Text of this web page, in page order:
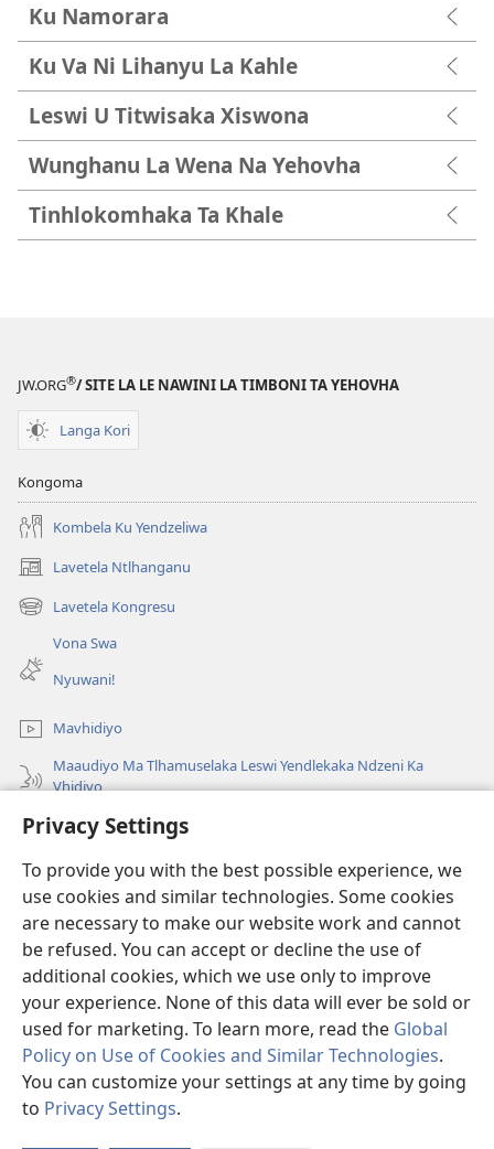
Privacy Settings
To provide you with the best possible experience, we
use cookies and similar technologies. Some cookies
are necessary to make our website work and cannot
be refused. You can accept or decline the use of
additional cookies, which we use only to improve
your experience. None of this data will ever be sold or
used for marketing. To learn more, read the Global
Policy on Use of Cookies and Similar Technologies.
You can customize your settings at any time by going
to Privacy Settings.
Ku Namorara
Ku Va Ni Lihanyu La Kahle
Leswi U Titwisaka Xiswona
Wunghanu La Wena Na Yehovha
Tinhlokomhaka Ta Khale
JW.ORG®/ SITE LA LE NAWINI LA TIMBONI TA YEHOVHA
Langa Kori
Kongoma
Kombela Ku Yendzeliwa
Lavetela Ntlhanganu
(opens
new
window)
Lavetela Kongresu
(opens
window)
Vona Swa
Nyuwani!
Mavhidiyo
Maaudiyo Ma Tlhamuselaka Leswi Yendlekaka Ndzeni Ka
Vhidiyo
Lavetela
Minyikelo
(opens
new
window)Bibliyoteka la Watchtower ka Interneti
(opens
new
JW Hub ®
(opens
new
window)
Copyright© 2026 Watch Tower Bible and Tract Society of Pennsylvania.
MINAWU YOTIRHISA|